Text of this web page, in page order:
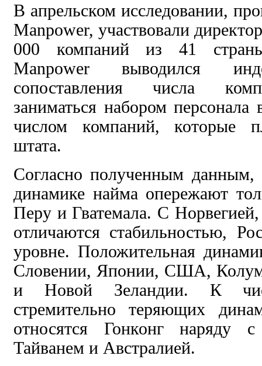
В апрельском исследовании,
Manpower, участвовали
000 компаний из 41
Manpower выводился
сопоставления
числа
заниматься набором персонала
числом компаний, которые
штата.
Согласно полученным данным,
динамике найма опережают
Перу и Гватемала. С
отличаются стабильностью,
уровне. Положительная
Словении, Японии, США,
и Новой
Зеландии. К
стремительно теряющих
относятся Гонконг наряду
Тайванем и Австралией.